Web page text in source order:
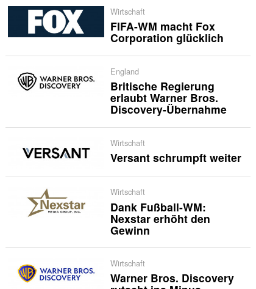
Wirtschaft
FIFA-WM macht Fox
Corporation glücklich
England
Britische Regierung
erlaubt Warner Bros.
Discovery-Übernahme
Wirtschaft
Versant schrumpft weiter
Wirtschaft
Dank Fußball-WM:
Nexstar erhöht den
Gewinn
Wirtschaft
Warner Bros. Discovery